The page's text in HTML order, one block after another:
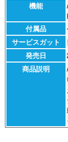
機能
付属品
サービスガット
発売日
商品説明